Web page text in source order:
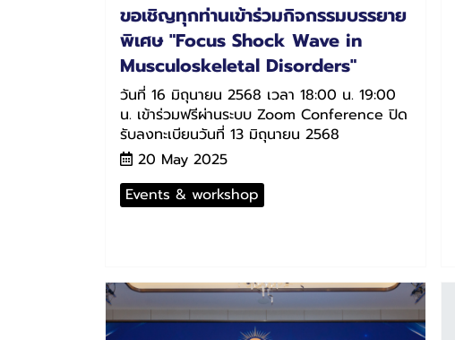
ขอเชิญทุกท่านเข้าร่วมกิจกรรมบรรยาย
พิเศษ "Focus Shock Wave in
Musculoskeletal Disorders"
วันที่ 16 มิถุนายน 2568 เวลา 18:00 น. 19:00
น. เข้าร่วมฟรีผ่านระบบ Zoom Conference ️ปิด
รับลงทะเบียนวันที่ 13 มิถุนายน 2568️
20 May 2025
Events & workshop